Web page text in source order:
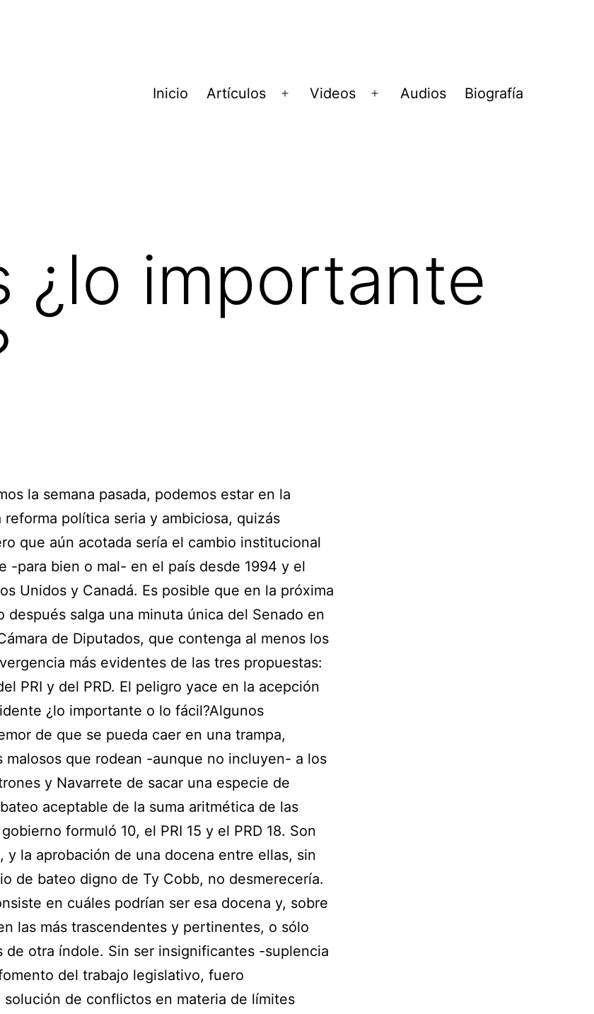
Inicio Artículos
Abrir
Videos
Abrir
Audios Biografía
¿lo importante
la semana pasada, podemos estar en la
reforma política seria y ambiciosa, quizás
que aún acotada sería el cambio institucional
-para bien o mal- en el país desde 1994 y el
Unidos y Canadá. Es posible que en la próxima
después salga una minuta única del Senado en
de Diputados, que contenga al menos los
más evidentes de las tres propuestas:
PRI y del PRD. El peligro yace en la acepción
¿lo importante o lo fácil?Algunos
de que se pueda caer en una trampa,
malosos que rodean -aunque no incluyen- a los
y Navarrete de sacar una especie de
aceptable de la suma aritmética de las
formuló 10, el PRI 15 y el PRD 18. Son
y la aprobación de una docena entre ellas, sin
de bateo digno de Ty Cobb, no desmerecería.
en cuáles podrían ser esa docena y, sobre
las más trascendentes y pertinentes, o sólo
de otra índole. Sin ser insignificantes -suplencia
del trabajo legislativo, fuero
de conflictos en materia de límites